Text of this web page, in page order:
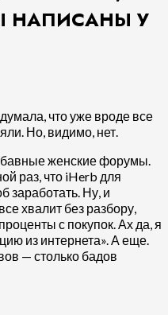
НАПИСАНЫ У
что уже вроде все
Но, видимо, нет.
женские форумы.
раз, что iHerb для
Ну, и
хвалит без разбору,
с покупок. Ах да, я
из интернета». А еще.
— столько бадов